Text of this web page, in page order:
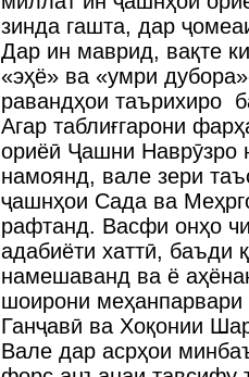
зинда гашта, дар
Дар ин маврид, вақте
«эҳё» ва «умри
равандҳои таърихиро
Агар таблиғгарони
ориёӣ Ҷашни Наврӯзро
намоянд, вале зери
ҷашнҳои Сада ва
рафтанд. Васфи онҳо
адабиёти хаттӣ, баъди
намешаванд ва ё
шоирони
Ганҷавӣ ва Хоқонии
Вале дар асрҳои